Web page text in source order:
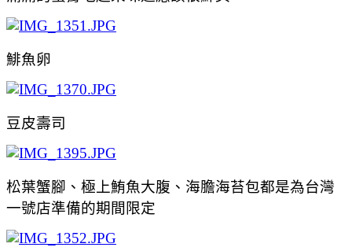
鯡魚卵
豆皮壽司
松葉蟹腳、極上鮪魚大腹、海膽海苔包都是為台灣
一號店準備的期間限定